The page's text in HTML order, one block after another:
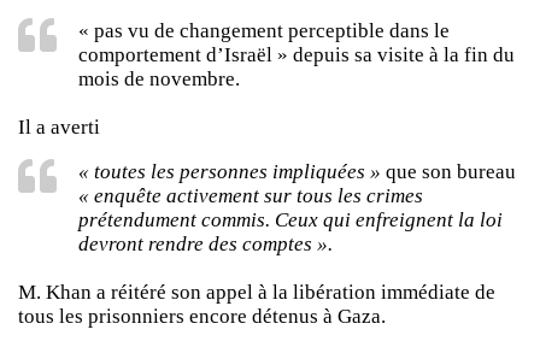
« pas vu de changement perceptible dans le
comportement d’Israël » depuis sa visite à la fin du
mois de novembre.
Il a averti
« toutes les personnes impliquées » que son bureau
« enquête activement sur tous les crimes
prétendument commis. Ceux qui enfreignent la loi
devront rendre des comptes ».
M. Khan a réitéré son appel à la libération immédiate de
tous les prisonniers encore détenus à Gaza.